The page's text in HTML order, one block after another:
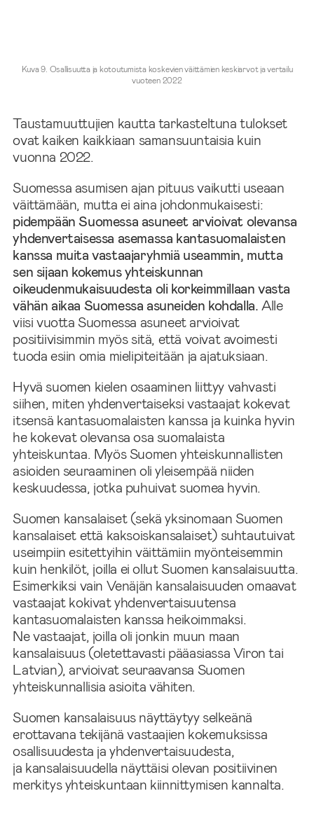
Kuva 9. Osallisuutta ja kotoutumista koskevien väittämien keskiarvot ja vertailu
vuoteen 2022
Taustamuuttujien kautta tarkasteltuna tulokset
ovat kaiken kaikkiaan samansuuntaisia kuin
vuonna 2022.
Suomessa asumisen ajan pituus vaikutti useaan
väittämään, mutta ei aina johdonmukaisesti:
pidempään Suomessa asuneet arvioivat olevansa
yhdenvertaisessa asemassa kantasuomalaisten
kanssa muita vastaajaryhmiä useammin, mutta
sen sijaan kokemus yhteiskunnan
oikeudenmukaisuudesta oli korkeimmillaan vasta
vähän aikaa Suomessa asuneiden kohdalla. Alle
viisi vuotta Suomessa asuneet arvioivat
positiivisimmin myös sitä, että voivat avoimesti
tuoda esiin omia mielipiteitään ja ajatuksiaan.
Hyvä suomen kielen osaaminen liittyy vahvasti
siihen, miten yhdenvertaiseksi vastaajat kokevat
itsensä kantasuomalaisten kanssa ja kuinka hyvin
he kokevat olevansa osa suomalaista
yhteiskuntaa. Myös Suomen yhteiskunnallisten
asioiden seuraaminen oli yleisempää niiden
keskuudessa, jotka puhuivat suomea hyvin.
Suomen kansalaiset (sekä yksinomaan Suomen
kansalaiset että kaksoiskansalaiset) suhtautuivat
useimpiin esitettyihin väittämiin myönteisemmin
kuin henkilöt, joilla ei ollut Suomen kansalaisuutta.
Esimerkiksi vain Venäjän kansalaisuuden omaavat
vastaajat kokivat yhdenvertaisuutensa
kantasuomalaisten kanssa heikoimmaksi.
Ne vastaajat, joilla oli jonkin muun maan
kansalaisuus (oletettavasti pääasiassa Viron tai
Latvian), arvioivat seuraavansa Suomen
yhteiskunnallisia asioita vähiten.
Suomen kansalaisuus näyttäytyy selkeänä
erottavana tekijänä vastaajien kokemuksissa
osallisuudesta ja yhdenvertaisuudesta,
ja kansalaisuudella näyttäisi olevan positiivinen
merkitys yhteiskuntaan kiinnittymisen kannalta.